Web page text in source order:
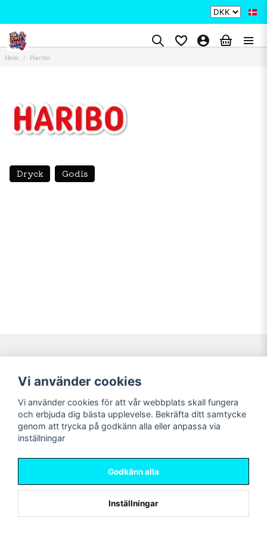
Hem Haribo
Dryck Godis
Navigering
Nyheter!
Förbeställning
Mitt konto
Logga in
Registrera dig
Glömt lösenord?
Sociala medier
Vi använder cookies
Vi använder cookies för att vår webbplats skall fungera
och erbjuda dig bästa upplevelse. Bekräfta ditt samtycke
genom att trycka på godkänn alla eller anpassa via
inställningar
Godkänn alla
Inställningar